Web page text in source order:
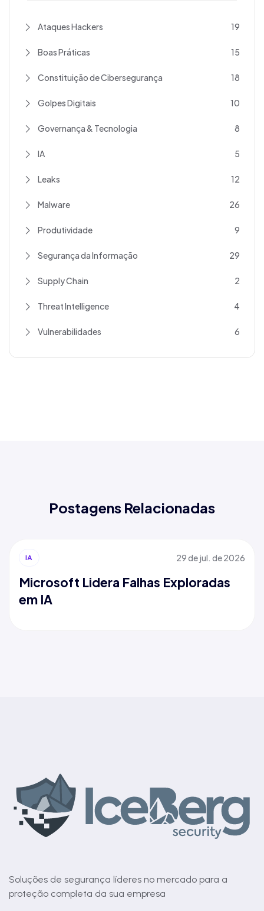
Ataques Hackers 19
Boas Práticas 15
Constituição de Cibersegurança 18
Golpes Digitais 10
Governança & Tecnologia 8
IA 5
Leaks 12
Malware 26
Produtividade 9
Segurança da Informação 29
Supply Chain 2
Threat Intelligence 4
Vulnerabilidades 6
Postagens Relacionadas
IA 29 de jul. de 2026
Microsoft Lidera Falhas Exploradas
em IA
Soluções de segurança líderes no mercado para a
proteção completa da sua empresa